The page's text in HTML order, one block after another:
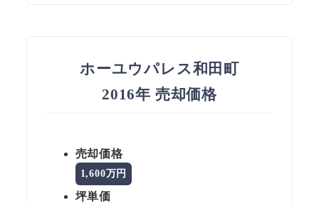
ホーユウパレス和田町
2016年 売却価格
売却価格
1,600万円
坪単価